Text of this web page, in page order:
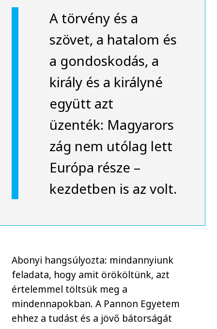
A törvény és a
szövet, a hatalom és
a gondoskodás, a
király és a királyné
együtt azt
üzenték: Magyarors
zág nem utólag lett
Európa része –
kezdetben is az volt.
Abonyi hangsúlyozta: mindannyiunk
feladata, hogy amit örököltünk, azt
értelemmel töltsük meg a
mindennapokban. A Pannon Egyetem
ehhez a tudást és a jövő bátorságát